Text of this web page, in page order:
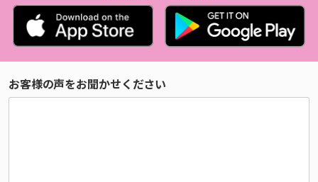
お客様の声をお聞かせください